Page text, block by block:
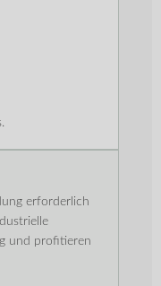
erforderlich
und profitieren